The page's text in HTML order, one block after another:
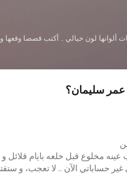
ألوانها لون خيالي .. أكتب قصصا
عمر سليمان؟
عينه مخلوع قبل خلعه بايام قلائل
حساباتي الآن .. لا تعجب، و